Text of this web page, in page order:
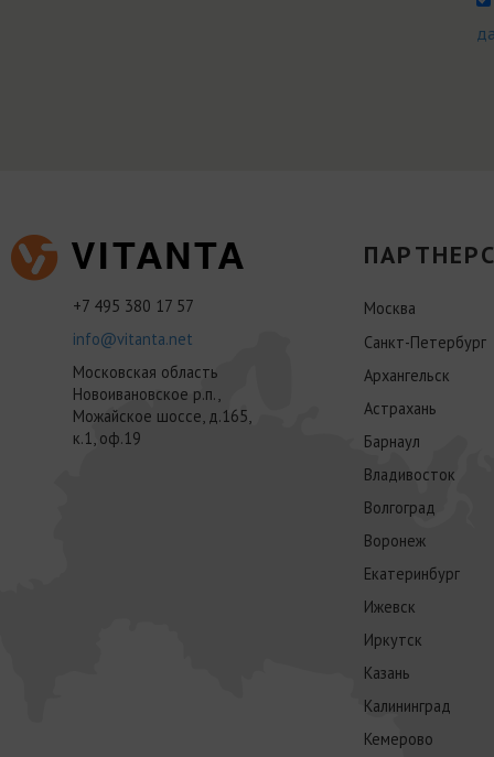
+7 495 380 17 57
info@vitanta.net
Московская область
Новоивановское р.п.,
Можайское шоссе, д.165,
к.1, оф.19
Москва
Санкт-Петербург
Архангельск
Астрахань
Барнаул
Владивосток
Волгоград
Воронеж
Екатеринбург
Ижевск
Иркутск
Казань
Калининград
Кемерово